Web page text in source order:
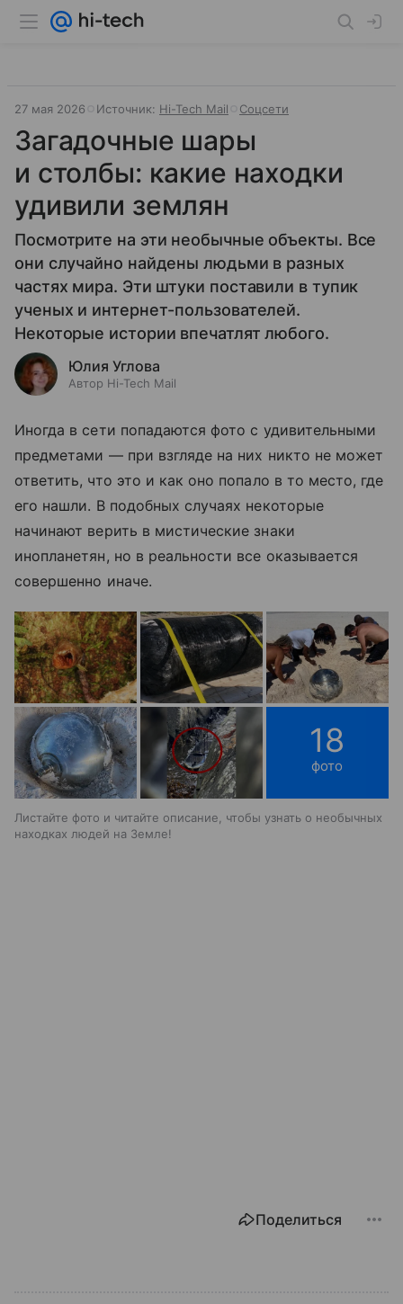
27 мая 2026 Источник: Hi-Tech Mail Соцсети
Загадочные шары
и столбы: какие находки
удивили землян
Посмотрите на эти необычные объекты. Все
они случайно найдены людьми в разных
частях мира. Эти штуки поставили в тупик
ученых и интернет-пользователей.
Некоторые истории впечатлят любого.
Юлия Углова
Автор Hi-Tech Mail
Иногда в сети попадаются фото с удивительными
предметами — при взгляде на них никто не может
ответить, что это и как оно попало в то место, где
его нашли. В подобных случаях некоторые
начинают верить в мистические знаки
инопланетян, но в реальности все оказывается
совершенно иначе.
18
фото
Листайте фото и читайте описание, чтобы узнать о необычных
находках людей на Земле!
Поделиться